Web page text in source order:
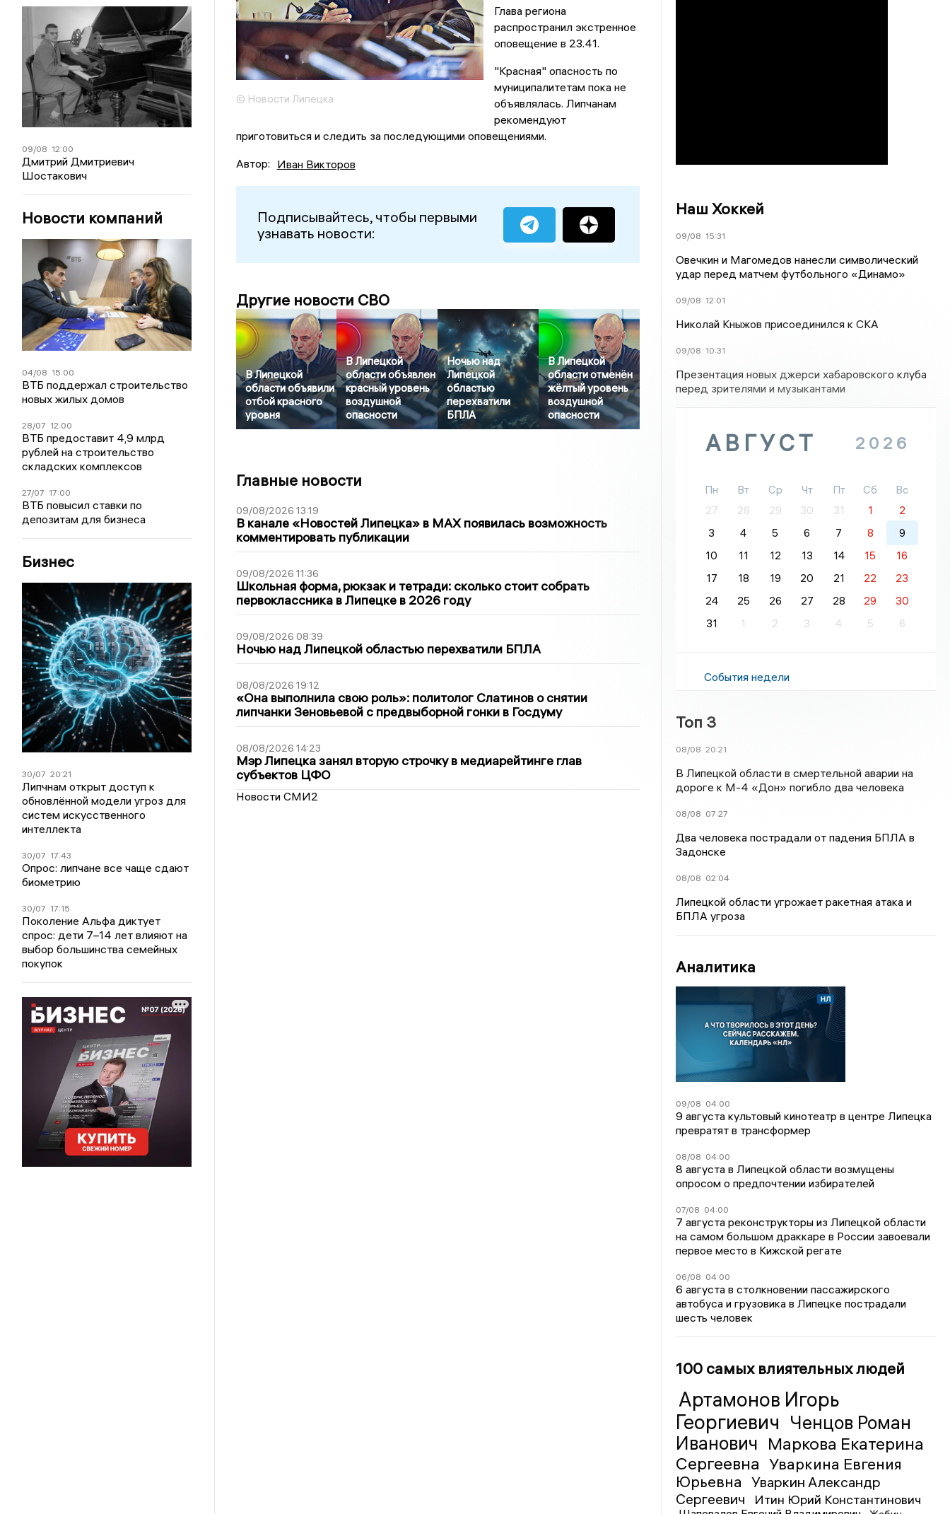
09/08 12:00
Дмитрий Дмитриевич
Шостакович
Новости компаний
04/08 15:00
ВТБ поддержал строительство
новых жилых домов
28/07 12:00
ВТБ предоставит 4,9 млрд
рублей на строительство
складских комплексов
27/07 17:00
ВТБ повысил ставки по
депозитам для бизнеса
Бизнес
30/07 20:21
Липчнам открыт доступ к
обновлённой модели угроз для
систем искусственного
интеллекта
30/07 17:43
Опрос: липчане все чаще сдают
биометрию
30/07 17:15
Поколение Альфа диктует
спрос: дети 7–14 лет влияют на
выбор большинства семейных
покупок
© Новости Липецка
Глава региона
распространил экстренное
оповещение в 23.41.
"Красная" опасность по
муниципалитетам пока не
объявлялась. Липчанам
рекомендуют
приготовиться и следить за последующими оповещениями.
Автор: Иван Викторов
Подписывайтесь, чтобы первыми
узнавать новости:
Другие новости СВО
В Липецкой
области объявили
отбой красного
уровня
В Липецкой
области объявлен
красный уровень
воздушной
опасности
Ночью над
Липецкой
областью
перехватили
БПЛА
В Липецкой
области отменён
жёлтый уровень
воздушной
опасности
Главные новости
09/08/2026 13:19
В канале «Новостей Липецка» в MAX появилась возможность
комментировать публикации
09/08/2026 11:36
Школьная форма, рюкзак и тетради: сколько стоит собрать
первоклассника в Липецке в 2026 году
09/08/2026 08:39
Ночью над Липецкой областью перехватили БПЛА
08/08/2026 19:12
«Она выполнила свою роль»: политолог Слатинов о снятии
липчанки Зеновьевой с предвыборной гонки в Госдуму
08/08/2026 14:23
Мэр Липецка занял вторую строчку в медиарейтинге глав
субъектов ЦФО
Новости СМИ2
Наш Хоккей
09/08 15:31
Овечкин и Магомедов нанесли символический
удар перед матчем футбольного «Динамо»
09/08 12:01
Николай Кныжов присоединился к СКА
09/08 10:31
Презентация новых джерси хабаровского клуба
перед зрителями и музыкантами
АВГУСТ 2026
Пн Вт Ср Чт Пт Сб
Вс
27
28 29 30 31 1
2
3
4 5 6 7 8
9
10
11 12 13 14 15
16
17
18 19 20 21 22
23
24
25 26 27 28 29
30
31
1 2 3 4 5 6
События недели
Топ 3
08/08 20:21
В Липецкой области в смертельной аварии на
дороге к М-4 «Дон» погибло два человека
08/08 07:27
Два человека пострадали от падения БПЛА в
Задонске
08/08 02:04
Липецкой области угрожает ракетная атака и
БПЛА угроза
Аналитика
09/08 04:00
9 августа культовый кинотеатр в центре Липецка
превратят в трансформер
08/08 04:00
8 августа в Липецкой области возмущены
опросом о предпочтении избирателей
07/08 04:00
7 августа реконструкторы из Липецкой области
на самом большом драккаре в России завоевали
первое место в Кижской регате
06/08 04:00
6 августа в столкновении пассажирского
автобуса и грузовика в Липецке пострадали
шесть человек
100 самых влиятельных людей
Артамонов Игорь
Георгиевич Ченцов Роман
Иванович Маркова Екатерина
Сергеевна Уваркина Евгения
Юрьевна
Уваркин Александр
Сергеевич
Итин Юрий Константинович